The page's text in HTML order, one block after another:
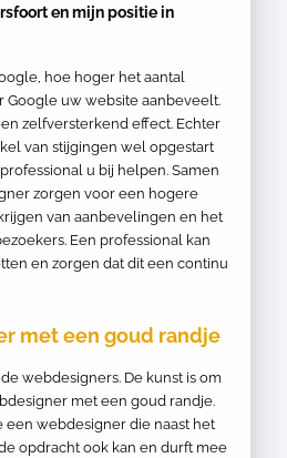
en mijn positie in
hoe hoger het aantal
Google uw website aanbeveelt.
zelfversterkend effect. Echter
van stijgingen wel opgestart
u bij helpen. Samen
zorgen voor een hogere
van aanbevelingen en het
Een professional kan
en zorgen dat dit een continu
met een goud randje
webdesigners. De kunst is om
met een goud randje.
webdesigner die naast het
opdracht ook kan en durft mee